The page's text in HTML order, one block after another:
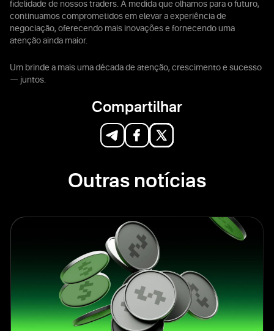
fidelidade de nossos traders. À medida que olhamos para o futuro,
continuamos comprometidos em elevar a experiência de
negociação, oferecendo mais inovações e fornecendo uma
atenção ainda maior.
Um brinde a mais uma década de atenção, crescimento e sucesso
— juntos.
Compartilhar
Outras notícias